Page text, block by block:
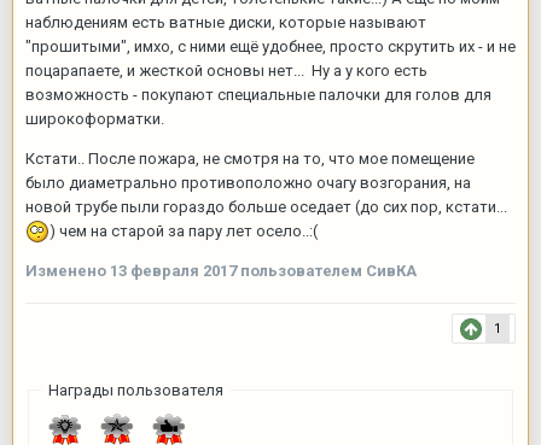
наблюдениям есть ватные диски, которые называют
"прошитыми", имхо, с ними ещё удобнее, просто скрутить их - и не
поцарапаете, и жесткой основы нет... Ну а у кого есть
возможность - покупают специальные палочки для голов для
широкоформатки.
Кстати.. После пожара, не смотря на то, что мое помещение
было диаметрально противоположно очагу возгорания, на
новой трубе пыли гораздо больше оседает (до сих пор, кстати...
) чем на старой за пару лет осело..:(
Изменено 13 февраля 2017пользователем СивКА
1
Награды пользователя